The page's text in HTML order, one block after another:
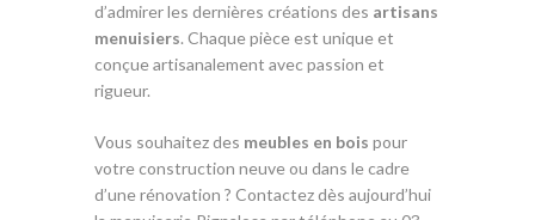
d’admirer les dernières créations des artisans
menuisiers. Chaque pièce est unique et
conçue artisanalement avec passion et
rigueur.
Vous souhaitez des meubles en bois pour
votre construction neuve ou dans le cadre
d’une rénovation ? Contactez dès aujourd’hui